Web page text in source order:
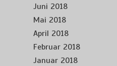
Juni 2018
Mai 2018
April 2018
Februar 2018
Januar 2018